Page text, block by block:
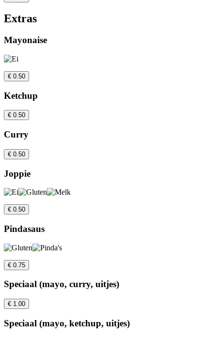
Extras
Mayonaise
€ 0.50
Ketchup
€ 0.50
Curry
€ 0.50
Joppie
€ 0.50
Pindasaus
€ 0.75
Speciaal (mayo, curry, uitjes)
€ 1.00
Speciaal (mayo, ketchup, uitjes)